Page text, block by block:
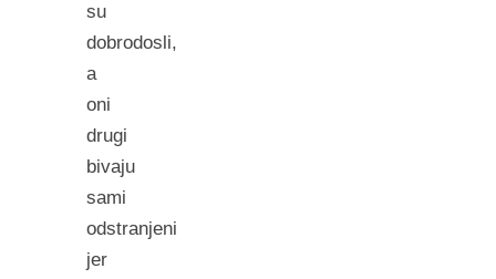
su
dobrodosli,
a
oni
drugi
bivaju
sami
odstranjeni
jer